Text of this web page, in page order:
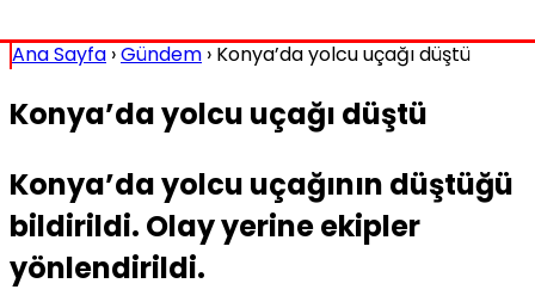
Ana Sayfa ›Gündem › Konya’da yolcu uçağı düştü
Konya’da yolcu uçağı düştü
Konya’da yolcu uçağının düştüğü
bildirildi. Olay yerine ekipler
yönlendirildi.